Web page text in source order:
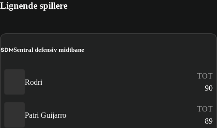
Lignende spillere
SDMSentral defensiv midtbane
Rodri
TOT
90
Patri Guijarro
TOT
89